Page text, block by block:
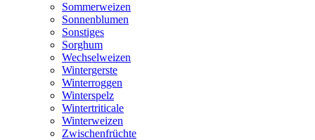
Sommerweizen
Sonnenblumen
Sonstiges
Sorghum
Wechselweizen
Wintergerste
Winterroggen
Winterspelz
Wintertriticale
Winterweizen
Zwischenfrüchte